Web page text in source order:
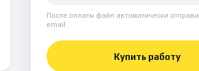
После оплаты файл автоматически
email.
Купить работу